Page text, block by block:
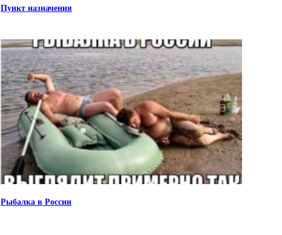
Пункт назначения
Рыбалка в России